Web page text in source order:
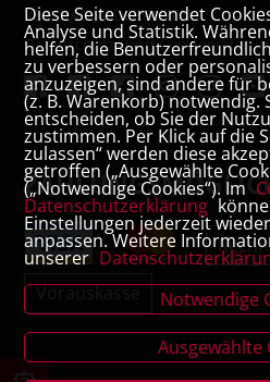
VERTRAG WIDERRUFEN
Datenschutz- und
Vorauskasse
Diese Seite verwendet
Analyse und Statistik.
helfen, die
zu verbessern oder
anzuzeigen, sind andere für
(z. B. Warenkorb) notwendig.
entscheiden, ob Sie der
zustimmen. Per Klick auf die
zulassen“ werden diese
getroffen („Ausgewählte
(„Notwendige Cookies“). Im
Datenschutzerklärung
Einstellungen jederzeit
anpassen. Weitere
unserer
Notwendige
Ausgewählte